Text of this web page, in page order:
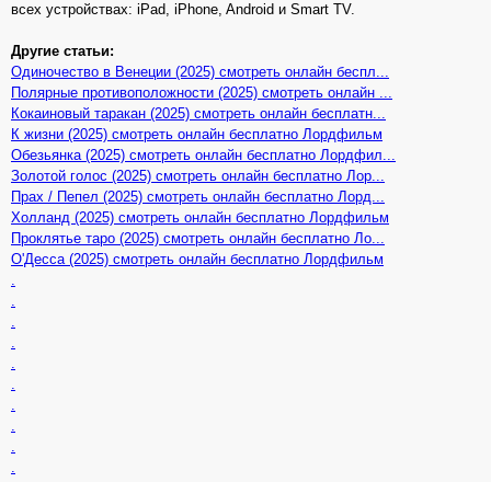
всех устройствах: iPad, iPhone, Android и Smart TV.
Другие статьи:
Одиночество в Венеции (2025) смотреть онлайн беспл...
Полярные противоположности (2025) смотреть онлайн ...
Кокаиновый таракан (2025) смотреть онлайн бесплатн...
К жизни (2025) смотреть онлайн бесплатно Лордфильм
Обезьянка (2025) смотреть онлайн бесплатно Лордфил...
Золотой голос (2025) смотреть онлайн бесплатно Лор...
Прах / Пепел (2025) смотреть онлайн бесплатно Лорд...
Холланд (2025) смотреть онлайн бесплатно Лордфильм
Проклятье таро (2025) смотреть онлайн бесплатно Ло...
О'Десса (2025) смотреть онлайн бесплатно Лордфильм
.
.
.
.
.
.
.
.
.
.